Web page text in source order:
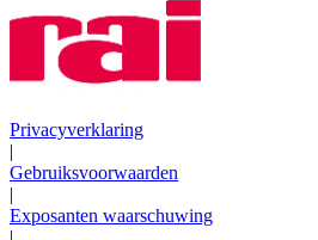
Privacyverklaring
|
Gebruiksvoorwaarden
|
Exposanten waarschuwing